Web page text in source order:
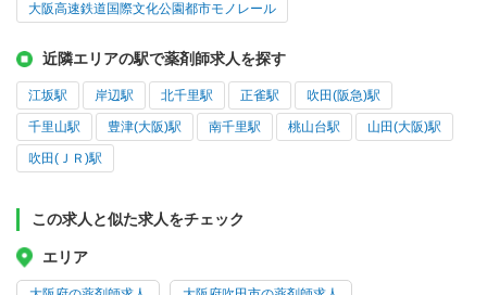
大阪高速鉄道国際文化公園都市モノレール
近隣エリアの駅で薬剤師求人を探す
江坂駅 岸辺駅 北千里駅 正雀駅 吹田(阪急)駅
千里山駅 豊津(大阪)駅 南千里駅 桃山台駅 山田(大阪)駅
吹田(ＪＲ)駅
この求人と似た求人をチェック
エリア